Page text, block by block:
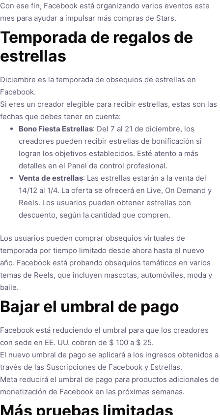
Con ese fin, Facebook está organizando varios eventos este
mes para ayudar a impulsar más compras de Stars.
Temporada de regalos de
estrellas
Diciembre es la temporada de obsequios de estrellas en
Facebook.
Si eres un creador elegible para recibir estrellas, estas son las
fechas que debes tener en cuenta:
Bono Fiesta Estrellas: Del 7 al 21 de diciembre, los
creadores pueden recibir estrellas de bonificación si
logran los objetivos establecidos. Esté atento a más
detalles en el Panel de control profesional.
Venta de estrellas: Las estrellas estarán a la venta del
14/12 al 1/4. La oferta se ofrecerá en Live, On Demand y
Reels. Los usuarios pueden obtener estrellas con
descuento, según la cantidad que compren.
Los usuarios pueden comprar obsequios virtuales de
temporada por tiempo limitado desde ahora hasta el nuevo
año. Facebook está probando obsequios temáticos en varios
temas de Reels, que incluyen mascotas, automóviles, moda y
baile.
Bajar el umbral de pago
Facebook está reduciendo el umbral para que los creadores
con sede en EE. UU. cobren de $ 100 a $ 25.
El nuevo umbral de pago se aplicará a los ingresos obtenidos a
través de las Suscripciones de Facebook y Estrellas.
Meta reducirá el umbral de pago para productos adicionales de
monetización de Facebook en las próximas semanas.
Más pruebas limitadas